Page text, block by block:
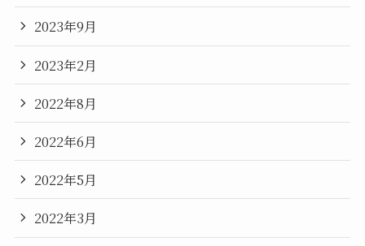
2023年9月
2023年2月
2022年8月
2022年6月
2022年5月
2022年3月